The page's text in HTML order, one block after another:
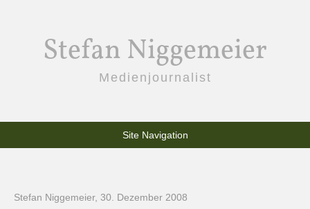
Stefan Niggemeier
Medienjournalist
Site Navigation
Stefan Niggemeier, 30. Dezember 2008